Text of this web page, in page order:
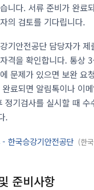
니다. 서류 준비가 완료
의 검토를 기다립니다.
기안전공단 담당자가 제
격을 확인합니다. 통상
문제가 있으면 보완 요
료되면 알림톡이나 이
정기검사를 실시할 때 수
.
한국승강기안전공단
한
준비사항